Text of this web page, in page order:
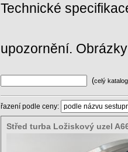
Technické
upozornění.
(celý katalog
řazení podle ceny:
Střed turba Ložiskový uzel